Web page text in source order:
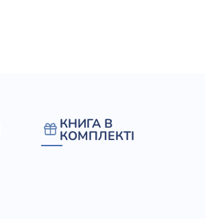
КНИГА В
КОМПЛЕКТІ